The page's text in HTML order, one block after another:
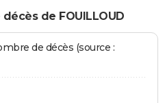
de FOUILLOUD
de décès (source :